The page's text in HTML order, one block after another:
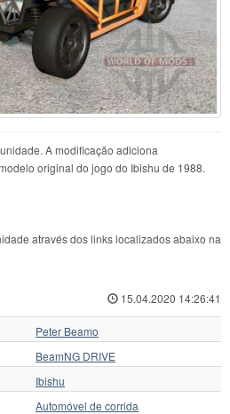
A modificação adiciona
original do jogo do Ibishu de 1988.
através dos links localizados abaixo na
15.04.2020 14:26:41
Peter Beamo
BeamNG DRIVE
Ibishu
Automóvel de corrida